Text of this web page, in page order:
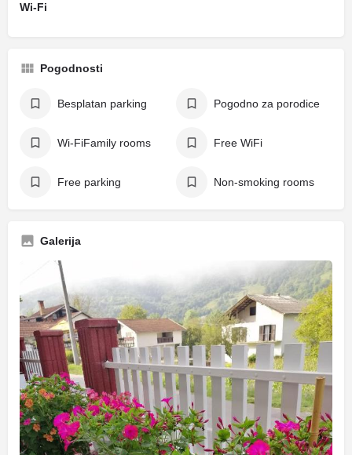
Wi-Fi
Pogodnosti
Besplatan parking Pogodno za porodice
Wi-FiFamily rooms Free WiFi
Free parking Non-smoking rooms
Galerija